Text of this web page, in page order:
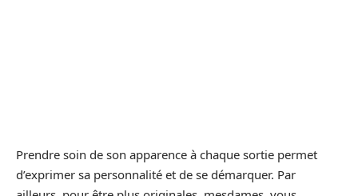
Prendre soin de son apparence à chaque sortie permet
d’exprimer sa personnalité et de se démarquer. Par